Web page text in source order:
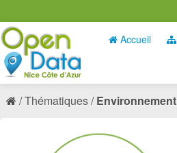
Accueil
Thématiques Environnement